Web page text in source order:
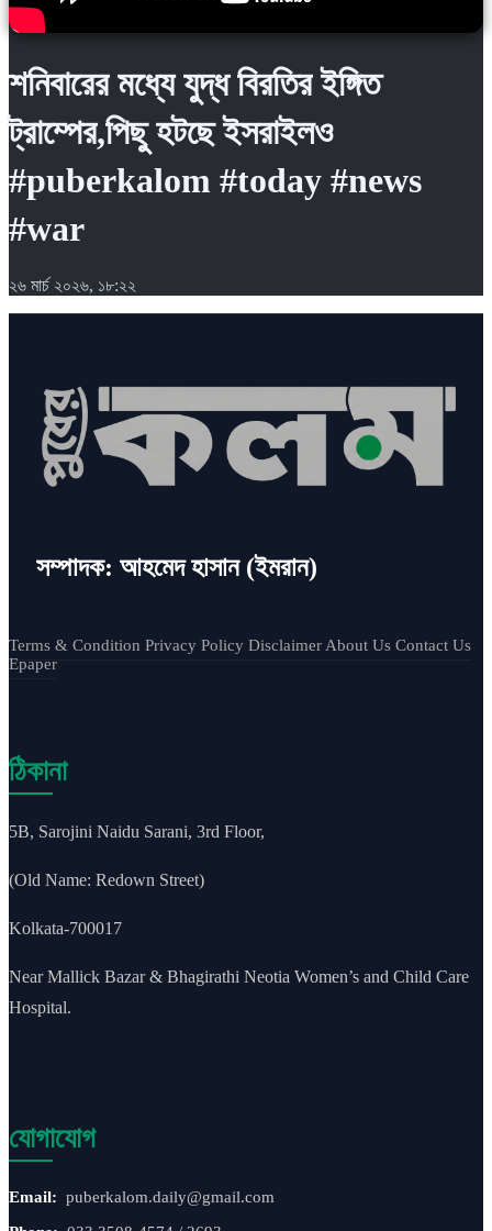
শনিবারের মধ্যে যুদ্ধ বিরতির ইঙ্গিত
ট্রাম্পের,পিছু হটছে ইসরাইলও
#puberkalom #today #news
#war
২৬ মার্চ ২০২৬, ১৮:২২
সম্পাদক: আহমেদ হাসান (ইমরান)
Terms & Condition Privacy Policy Disclaimer About Us Contact Us
Epaper
ঠিকানা
5B, Sarojini Naidu Sarani, 3rd Floor,
(Old Name: Redown Street)
Kolkata-700017
Near Mallick Bazar & Bhagirathi Neotia Women’s and Child Care
Hospital.
যোগাযোগ
Email: puberkalom.daily@gmail.com